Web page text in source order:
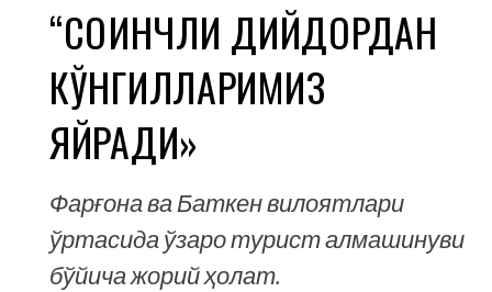
“СОҒИНЧЛИ ДИЙДОРДАН
КЎНГИЛЛАРИМИЗ
ЯЙРАДИ»
Фарғона ва Баткен вилоятлари
ўртасида ўзаро турист алмашинуви
бўйича жорий ҳолат.